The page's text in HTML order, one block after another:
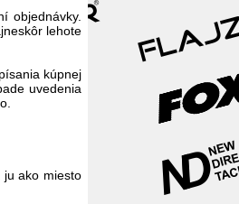
objednávky.
lehote
kúpnej
uvedenia
ju ako miesto